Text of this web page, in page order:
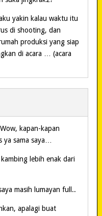
yakin kalau waktu itu
di shooting, dan
produksi yang siap
di acara … (acara
kapan-kapan
ya sama saya…
lebih enak dari
masih lumayan full..
apalagi buat